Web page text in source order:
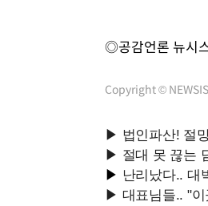
◎공감언론 뉴시
Copyright ©